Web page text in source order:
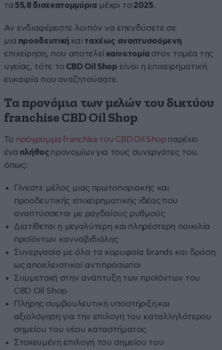
τα 55,8 δισεκατομμύρια μέχρι το 2025.
Αν ενδιαφέρεστε λοιπόν να επενδύσετε σε
μια προοδευτική και ταχέως αναπτυσσόμενη
επιχείρηση, που αποτελεί καινοτομία στον τομέα της
υγείας, τότε το CBD Oil Shop είναι η επιχειρηματική
ευκαιρία που αναζητούσατε.
Τα προνόμια των μελών του δικτύου
franchise CBD Oil Shop
To πρόγραμμα franchise του CBD Oil Shop παρέχει
ένα πλήθος προνομίων για τους συνεργάτες του,
όπως:
Γίνεστε μέλος μιας πρωτοποριακής και
προοδευτικής επιχειρηματικής ιδέας που
αναπτύσσεται με ραγδαίους ρυθμούς
Διατίθεται η μεγαλύτερη και πληρέστερη ποικιλία
προϊόντων κανναβιδιόλης
Συνεργασία με όλα τα κορυφαία brands και δράση
ως αποκλειστικοί αντιπρόσωποι
Συμμετοχή στην ανάπτυξη των προϊόντων του
CBD Oil Shop
Πλήρης συμβουλευτική υποστήριξη και
αξιολόγηση για την επιλογή του καταλληλότερου
σημείου του νέου καταστήματος
Στοχευμένη επιλογή του σημείου του